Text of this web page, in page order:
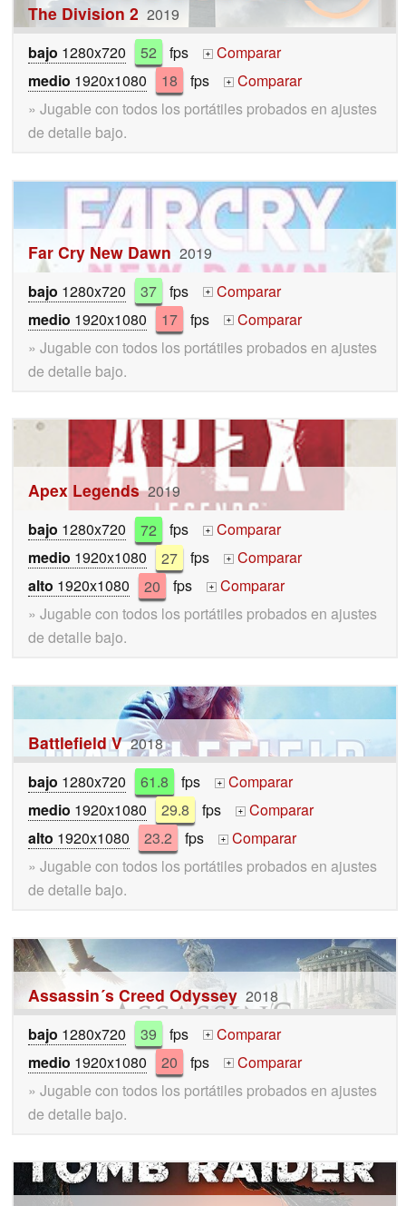
The Division 2 2019
bajo 1280x720 52 fps +
Comparar
medio 1920x1080 18 fps +
Comparar
» Jugable con todos los portátiles probados en ajustes
de detalle bajo.
Far Cry New Dawn 2019
bajo 1280x720 37 fps +
Comparar
medio 1920x1080 17 fps +
Comparar
» Jugable con todos los portátiles probados en ajustes
de detalle bajo.
Apex Legends 2019
bajo 1280x720 72 fps +
Comparar
medio 1920x1080 27 fps +
Comparar
alto 1920x1080 20 fps +
Comparar
» Jugable con todos los portátiles probados en ajustes
de detalle bajo.
Battlefield V 2018
bajo 1280x720 61.8 fps +
Comparar
medio 1920x1080 29.8 fps +
Comparar
alto 1920x1080 23.2 fps +
Comparar
» Jugable con todos los portátiles probados en ajustes
de detalle bajo.
Assassin´s Creed Odyssey 2018
bajo 1280x720 39 fps +
Comparar
medio 1920x1080 20 fps +
Comparar
» Jugable con todos los portátiles probados en ajustes
de detalle bajo.